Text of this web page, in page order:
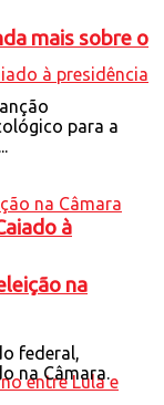
à
mais sobre o
para a
na
federal,
na Câmara.